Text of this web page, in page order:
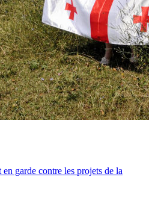
garde contre les projets de la